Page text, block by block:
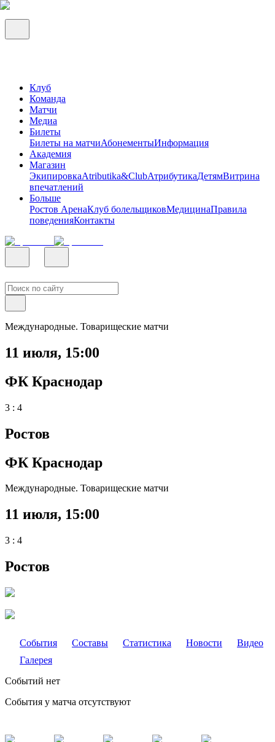
Клуб
Команда
Матчи
Медиа
Билеты
Билеты на матчиАбонементыИнформация
Академия
Магазин
ЭкипировкаAtributika&ClubАтрибутикаДетямВитрина
впечатлений
Больше
Ростов АренаКлуб болельщиковМедицинаПравила
поведенияКонтакты
Международные. Товарищеские матчи
11 июля, 15:00
ФК Краснодар
3 : 4
Ростов
ФК Краснодар
Международные. Товарищеские матчи
11 июля, 15:00
3 : 4
Ростов
События Составы Статистика Новости
Видео
Галерея
Событий нет
События у матча отсутствуют